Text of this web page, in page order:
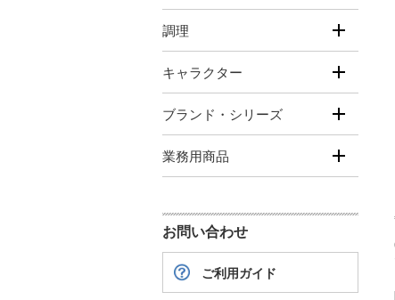
調理
キャラクター
ブランド・シリーズ
業務用商品
お問い合わせ
ご利用ガイド